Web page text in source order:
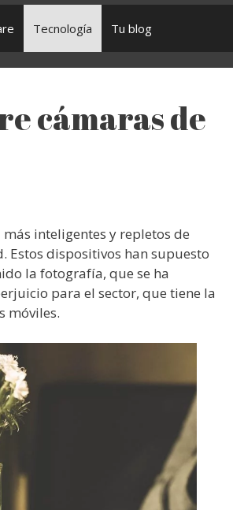
Tecnología Tu blog
cámaras de
inteligentes y repletos de
Estos dispositivos han supuesto
la fotografía, que se ha
para el sector, que tiene la
móviles.